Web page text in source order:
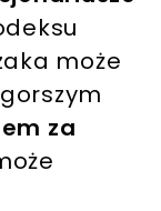
może
za